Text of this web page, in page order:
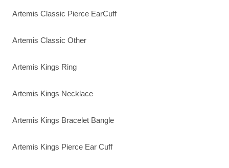
Artemis Classic Pierce EarCuff
Artemis Classic Other
Artemis Kings Ring
Artemis Kings Necklace
Artemis Kings Bracelet Bangle
Artemis Kings Pierce Ear Cuff